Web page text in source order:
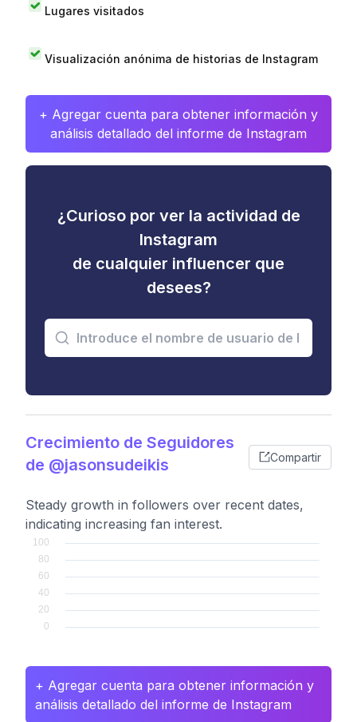
Lugares visitados
Visualización anónima de historias de Instagram
+ Agregar cuenta para obtener información y
análisis detallado del informe de Instagram
¿Curioso por ver la actividad de
Instagram
de cualquier influencer que
desees?
Crecimiento de Seguidores
de @jasonsudeikis
Compartir
Steady growth in followers over recent dates,
indicating increasing fan interest.
+ Agregar cuenta para obtener información y
análisis detallado del informe de Instagram